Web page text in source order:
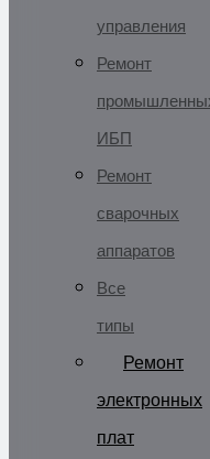
управления
Ремонт
ИБП
Ремонт
сварочных
аппаратов
Все
типы
Ремонт
электронных
плат